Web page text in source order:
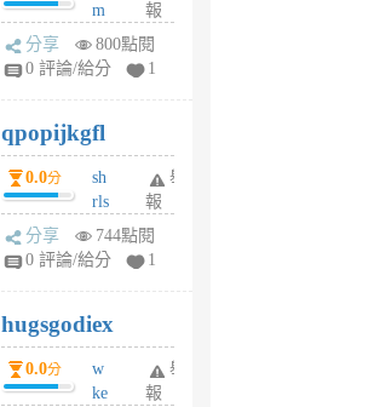
前
m
w
rs
6
個
月
前
報
分享
800點閱
0 評論/給分
1
qpopijkgfl
0.0分
sh
rls
k
m
6
個
月
前
舉
報
分享
744點閱
0 評論/給分
1
hugsgodiex
0.0分
w
ke
舉
報